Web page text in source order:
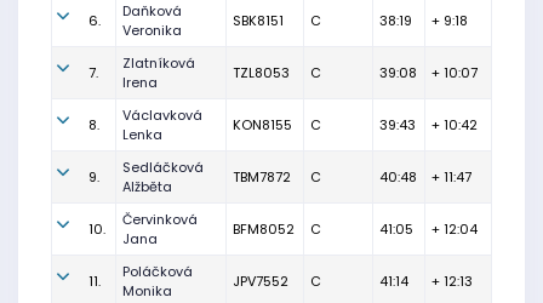
6.
Daňková
Veronika
SBK8151 C 38:19 + 9:18
7.
Zlatníková
Irena
TZL8053 C 39:08 + 10:07
8.
Václavková
Lenka
KON8155 C 39:43 + 10:42
9.
Sedláčková
Alžběta
TBM7872 C 40:48 + 11:47
10.
Červinková
Jana
BFM8052 C 41:05 + 12:04
11.
Poláčková
Monika
JPV7552 C 41:14 + 12:13